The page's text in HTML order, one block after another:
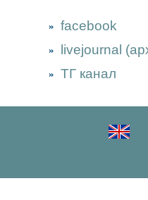
facebook
livejournal
ТГ канал